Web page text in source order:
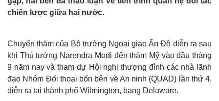
chiến lược giữa hai nước.
Chuyến thăm của Bộ trưởng Ngoại giao Ấn Độ diễn ra sau
khi Thủ tướng Narendra Modi đến thăm Mỹ vào đầu tháng
9 năm nay và tham dự Hội nghị thượng đỉnh các nhà lãnh
đạo Nhóm Đối thoại bốn bên về An ninh (QUAD) lần thứ 4,
diễn ra tại thành phố Wilmington, bang Delaware.